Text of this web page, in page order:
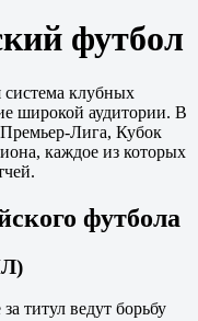
футбол
клубных
широкой аудитории. В
Лига, Кубок
каждое из которых
футбола
титул ведут борьбу